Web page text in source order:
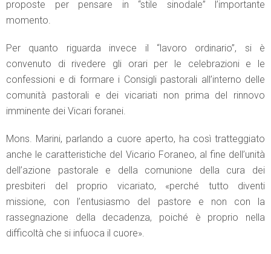
proposte per pensare in “stile sinodale” l’importante
momento.
Per quanto riguarda invece il “lavoro ordinario”, si è
convenuto di rivedere gli orari per le celebrazioni e le
confessioni e di formare i Consigli pastorali all’interno delle
comunità pastorali e dei vicariati non prima del rinnovo
imminente dei Vicari foranei.
Mons. Marini, parlando a cuore aperto, ha così tratteggiato
anche le caratteristiche del Vicario Foraneo, al fine dell’unità
dell’azione pastorale e della comunione della cura dei
presbiteri del proprio vicariato, «perché tutto diventi
missione, con l’entusiasmo del pastore e non con la
rassegnazione della decadenza, poiché è proprio nella
difficoltà che si infuoca il cuore».